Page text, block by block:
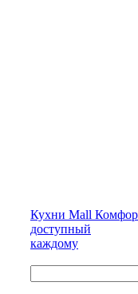
Кухни Mall
доступный
каждому